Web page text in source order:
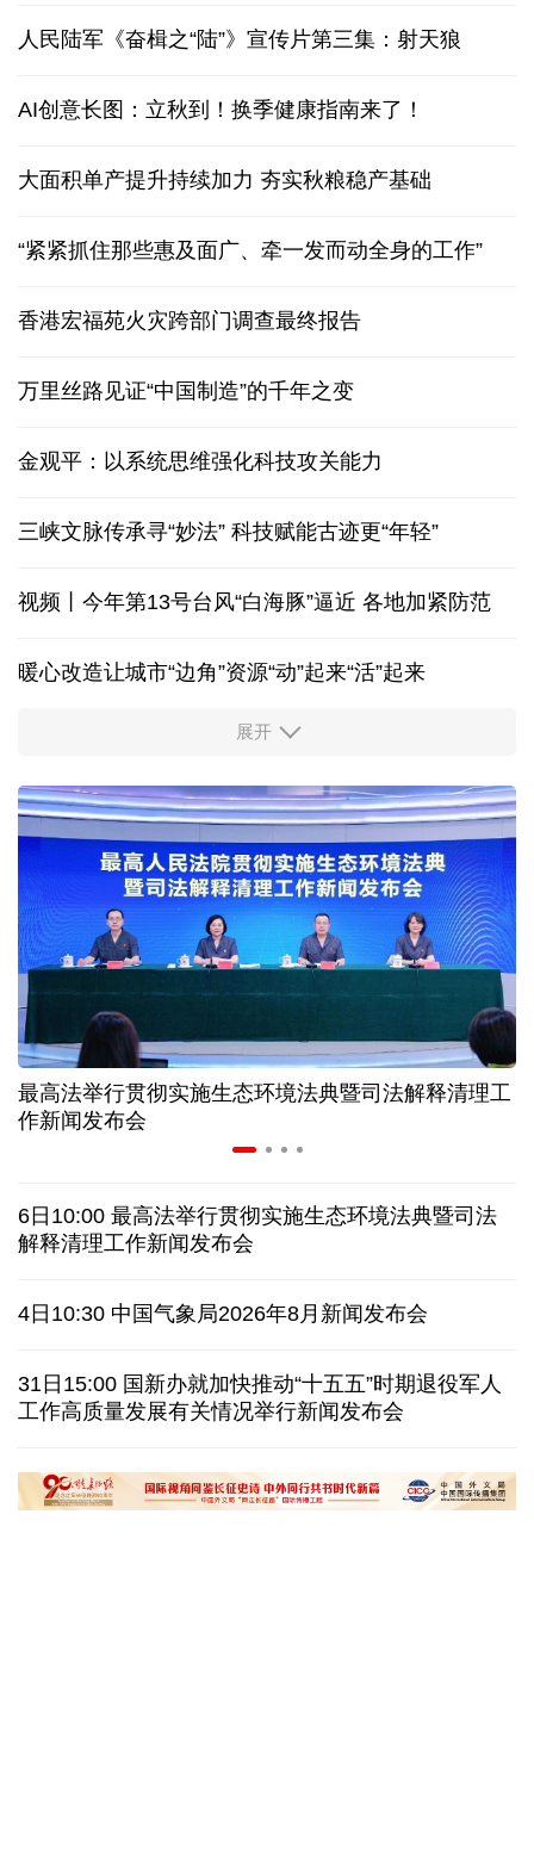
人民陆军《奋楫之“陆”》宣传片第三集：射天狼
AI创意长图：立秋到！换季健康指南来了！
大面积单产提升持续加力 夯实秋粮稳产基础
“紧紧抓住那些惠及面广、牵一发而动全身的工作”
香港宏福苑火灾跨部门调查最终报告
万里丝路见证“中国制造”的千年之变
金观平：以系统思维强化科技攻关能力
三峡文脉传承寻“妙法” 科技赋能古迹更“年轻”
视频丨今年第13号台风“白海豚”逼近 各地加紧防范
暖心改造让城市“边角”资源“动”起来“活”起来
柔性制造，高效匹配差异化需求
高温下用电负荷创新高 解码今夏的清凉底气
活力中国调研行丨弯道超车 如何“皖”美提速
7月份中国仓储指数保持扩张 行业运行韧性较强
小球赛撬动大消费 体育赛事激活城市发展新动能
“电影+文旅”深度融合 光影经济撬动暑期消费新蓝海
俄黑客称获取北约直接参与袭击俄领土证据
外媒说丨中国在非洲青年群体中的好感度稳步上升
我国学者发现银河系外围气体盘呈现波纹状褶皱结构
美国前州议员：中国持续在国际事务中发挥引领作用
展开
最高法举行贯彻实施生态环境法典暨司法解释清理工
作新闻发布会
6日10:00 最高法举行贯彻实施生态环境法典暨司法
解释清理工作新闻发布会
4日10:30 中国气象局2026年8月新闻发布会
31日15:00 国新办就加快推动“十五五”时期退役军人
工作高质量发展有关情况举行新闻发布会